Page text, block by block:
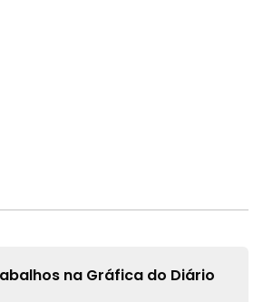
na Gráfica do Diário